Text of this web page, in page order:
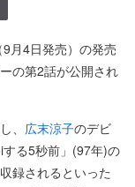
月4日発売）の発売
の第2話が公開され
、 広末涼子のデビ
る5秒前」(97年)の
録されるといった